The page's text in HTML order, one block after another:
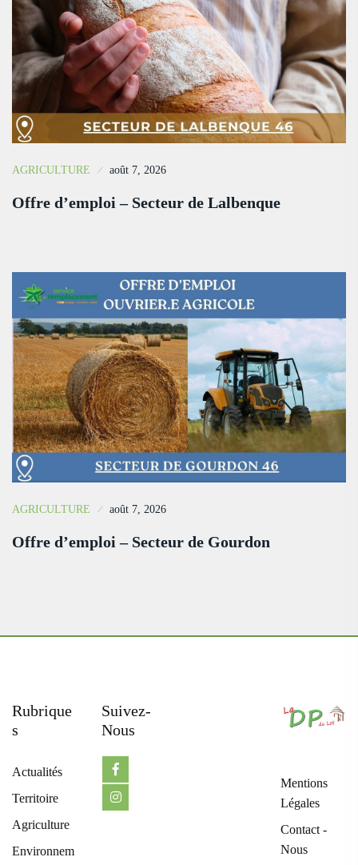
AGRICULTURE août 7, 2026
Offre d’emploi – Secteur de Lalbenque
AGRICULTURE août 7, 2026
Offre d’emploi – Secteur de Gourdon
Rubrique
S
Actualités
Territoire
Agriculture
Environnem
Suivez-
Nous
Mentions
Légales
Contact -
Nous